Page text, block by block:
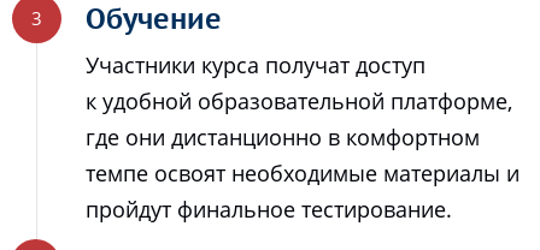
Обучение
Участники курса получат доступ
к удобной образовательной платформе,
где они дистанционно в комфортном
темпе освоят необходимые материалы и
пройдут финальное тестирование.